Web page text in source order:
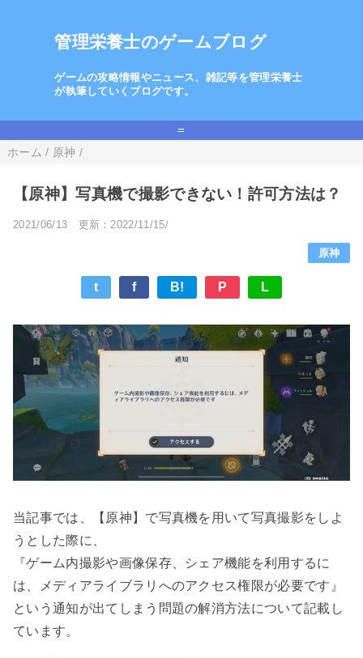
管理栄養士のゲームブログ
ゲームの攻略情報やニュース、雑記等を管理栄養士
が執筆していくブログです。
=
ホーム / 原神 /
【原神】写真機で撮影できない！許可方法は？
2021/06/13 更新：2022/11/15/
原神
t f B! P L
当記事では、【原神】で写真機を用いて写真撮影をしよ
うとした際に、
『ゲーム内撮影や画像保存、シェア機能を利用するに
は、メディアライブラリへのアクセス権限が必要です』
という通知が出てしまう問題の解消方法について記載し
ています。